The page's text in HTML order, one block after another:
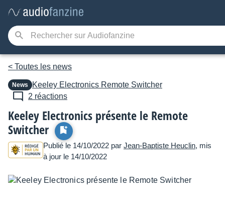
< Toutes les news
News Keeley Electronics Remote Switcher
2 réactions
Keeley Electronics présente le Remote
Switcher
Publié le 14/10/2022 par Jean-Baptiste Heuclin, mis
à jour le 14/10/2022